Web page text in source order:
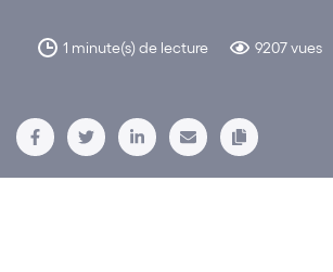
1 minute(s) de lecture 9207 vues